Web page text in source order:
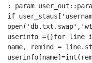
: param
if
userinfo ={}for line
name, remind =